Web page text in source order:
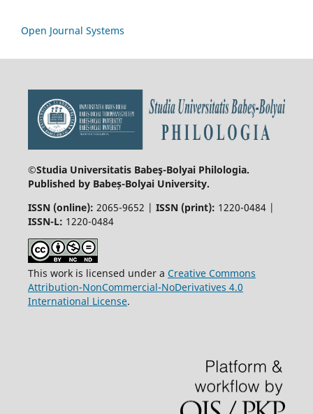
Open Journal Systems
©Studia Universitatis Babeş-Bolyai Philologia.
Published by Babeș-Bolyai University.
ISSN (online): 2065-9652 | ISSN (print): 1220-0484 |
ISSN-L: 1220-0484
This work is licensed under a Creative Commons
Attribution-NonCommercial-NoDerivatives 4.0
International License.